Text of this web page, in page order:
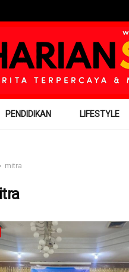
PENDIDIKAN LIFESTYLE
mitra